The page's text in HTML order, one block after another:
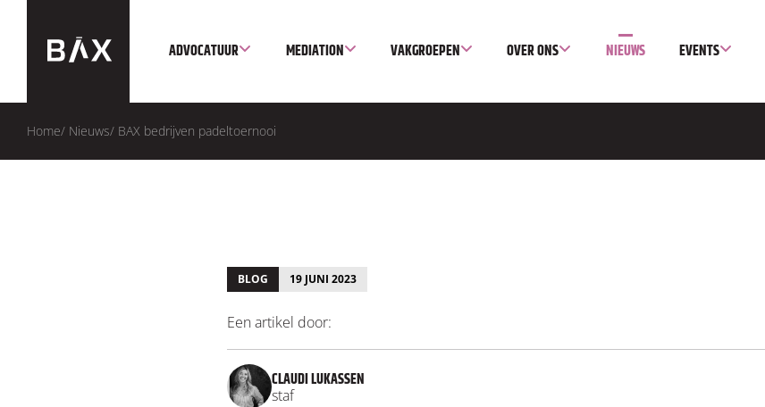
ADVOCATUUR MEDIATION VAKGROEPEN OVER ONS NIEUWS EVENTS
Home/ Nieuws/ BAX bedrijven padeltoernooi
BLOG 19 JUNI 2023
Een artikel door:
CLAUDI LUKASSEN
staf